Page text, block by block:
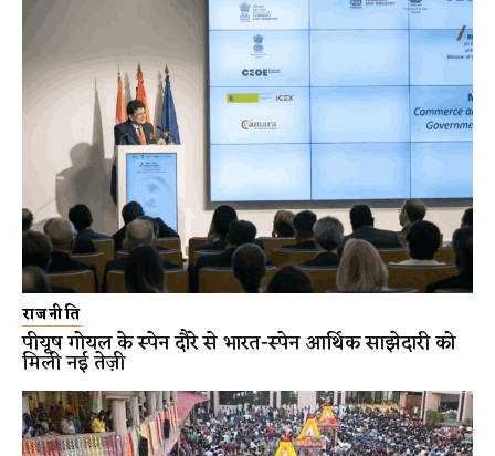
राजनीति
पीयूष गोयल के स्पेन दौरे से भारत-स्पेन आर्थिक साझेदारी को
मिली नई तेज़ी